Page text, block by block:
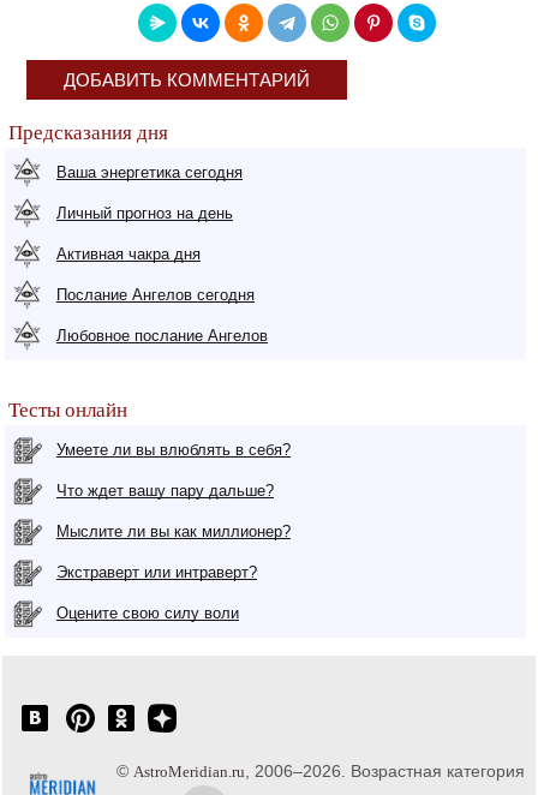
ДОБАВИТЬ КОММЕНТАРИЙ
Предсказания дня
Ваша энергетика сегодня
Личный прогноз на день
Активная чакра дня
Послание Ангелов сегодня
Любовное послание Ангелов
Тесты онлайн
Умеете ли вы влюблять в себя?
Что ждет вашу пару дальше?
Мыслите ли вы как миллионер?
Экстраверт или интраверт?
Оцените свою силу воли
© AstroMeridian.ru , 2006–2026. Возрастная категория